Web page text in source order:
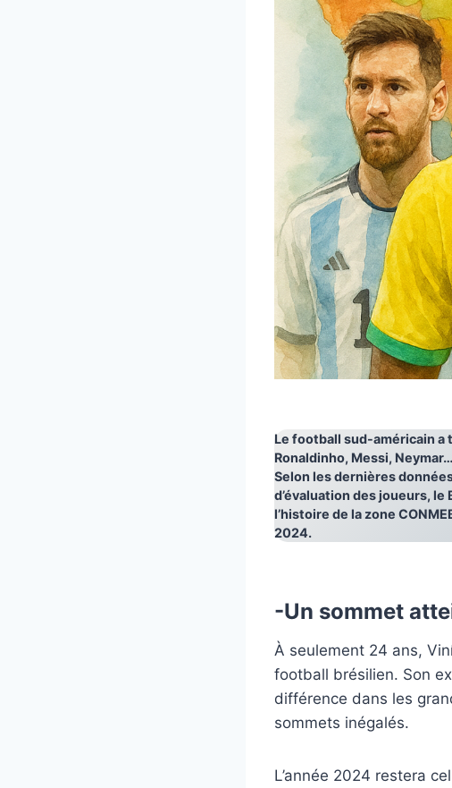
Le football sud-américain a
Ronaldinho, Messi,
Selon les dernières
d’évaluation des joueurs,
l’histoire de la zone
2024.
-Un sommet
À seulement 24 ans,
football brésilien. Son
différence dans les
sommets inégalés.
L’année 2024 restera